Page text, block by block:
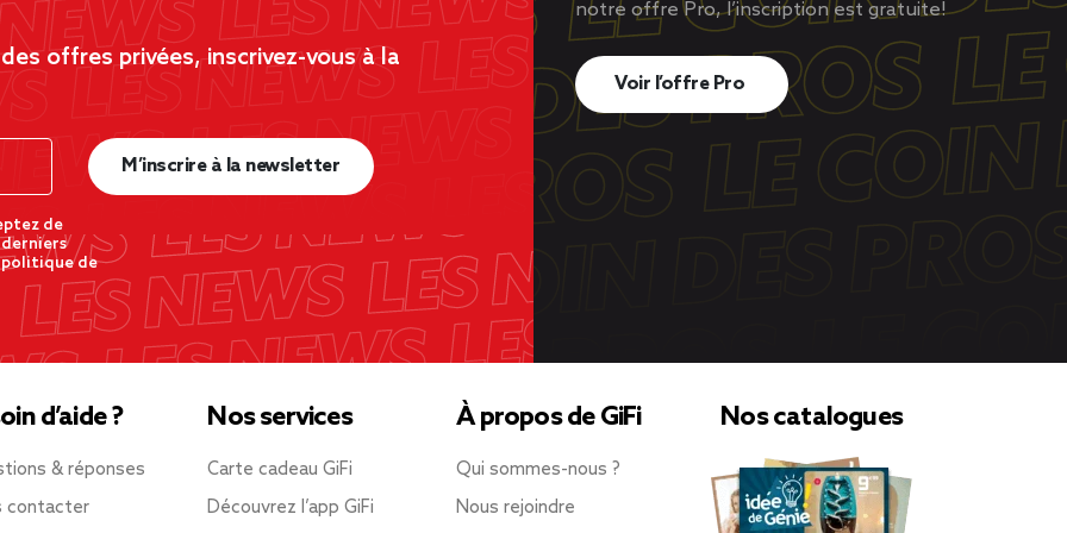
offres privées, inscrivez-vous à la
de
politique de
M’inscrire à la newsletter
notre offre Pro, l’inscription est gratuite!
Voir l’offre Pro
d’aide ?
& réponses
contacter
Nos services
Carte cadeau GiFi
Découvrez l’app GiFi
À propos de GiFi
Qui sommes-nous ?
Nous rejoindre
Nos catalogues